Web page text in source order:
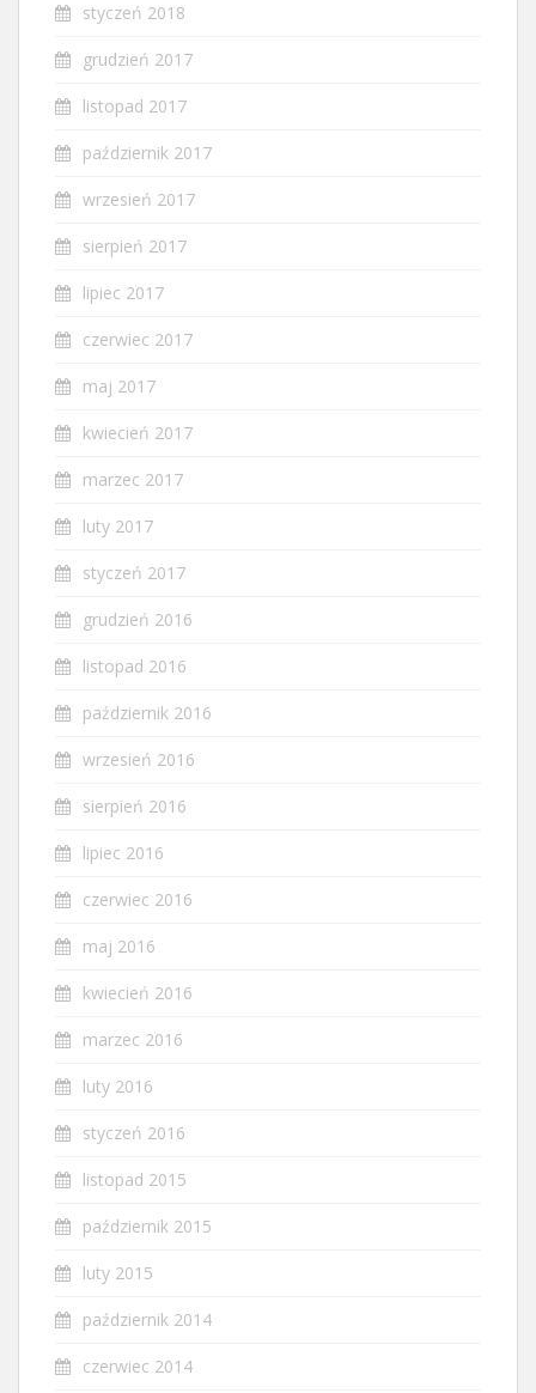
styczeń 2018
grudzień 2017
listopad 2017
październik 2017
wrzesień 2017
sierpień 2017
lipiec 2017
czerwiec 2017
maj 2017
kwiecień 2017
marzec 2017
luty 2017
styczeń 2017
grudzień 2016
listopad 2016
październik 2016
wrzesień 2016
sierpień 2016
lipiec 2016
czerwiec 2016
maj 2016
kwiecień 2016
marzec 2016
luty 2016
styczeń 2016
listopad 2015
październik 2015
luty 2015
październik 2014
czerwiec 2014